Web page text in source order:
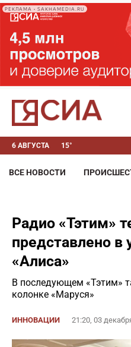
РЕКЛАМА • SAKHAMEDIA.RU
6 АВГУСТА 15°
ВСЕ НОВОСТИ
Радио «Тэтим»
представлено в
«Алиса»
В последующем «Тэтим»
колонке «Маруся»
ИННОВАЦИИ 21:20, 03